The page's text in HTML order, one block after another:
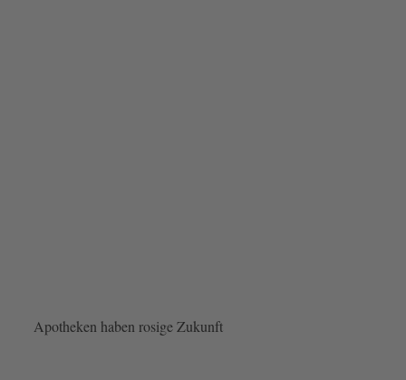
Apotheken haben rosige Zukunft